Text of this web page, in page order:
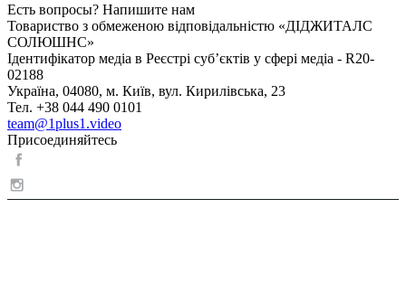
Есть вопросы? Напишите нам
Товариство з обмеженою відповідальністю «ДІДЖИТАЛС
СОЛЮШНС»
Ідентифікатор медіа в Реєстрі суб’єктів у сфері медіа - R20-
02188
Україна, 04080, м. Київ, вул. Кирилівська, 23
Тел. +38 044 490 0101
team@1plus1.video
Присоединяйтесь